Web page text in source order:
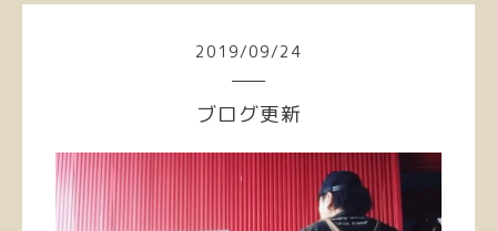
2019/09/24
ブログ更新